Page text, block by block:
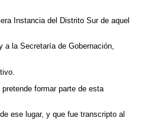
Instancia del Distrito Sur de aquel
a la Secretaría de Gobernación,
formar parte de esta
ese lugar, y que fue transcripto al